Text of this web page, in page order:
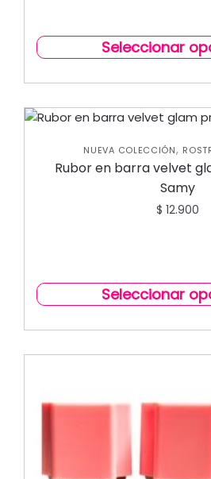
Seleccionar
NUEVA COLECCIÓN,
Rubor en barra velvet
Samy
$ 12.900
Seleccionar